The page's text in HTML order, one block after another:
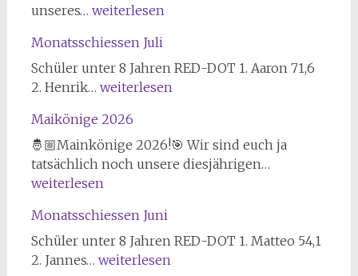
unseres… Delmenhorster
von
1847
erfolgreich
Landesmeisterschaft
im
Sportschießen
2026
weiterlesen
Monatsschiessen Juli
Schüler unter 8 Jahren RED-DOT 1. Aaron 71,6
2. Henrik… Monatsschiessen
weiterlesen
Maikönige 2026
🤴🏼Mainkönige 2026!🎯 Wir sind euch ja
tatsächlich noch unsere diesjährigen…
weiterlesen
Monatsschiessen Juni
Schüler unter 8 Jahren RED-DOT 1. Matteo 54,1
2. Jannes… Monatsschiessen
weiterlesen